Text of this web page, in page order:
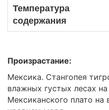
Температура
содержания
Произрастание:
Мексика. Стангопея
влажных густых лесах
Мексиканского плато